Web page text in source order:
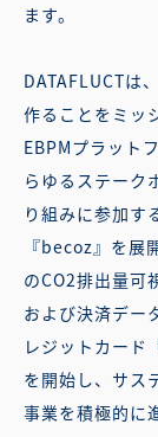
ます。
DATAFLUCTは
作ることをミッ
EBPMプラット
らゆるステーク
り組みに参加す
『becoz』を展
のCO2排出量可
および決済デー
レジットカー
を開始し、サス
事業を積極的に